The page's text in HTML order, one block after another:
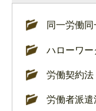
同一労働
ハローワー
労働契約法
労働者派遣